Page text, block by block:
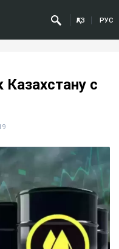
ҚАЗ РУС
Казахстану с